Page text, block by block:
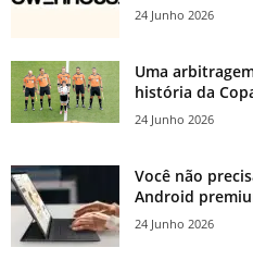
24 Junho 2026
Uma
história da
24 Junho 2026
Você não
Android
24 Junho 2026